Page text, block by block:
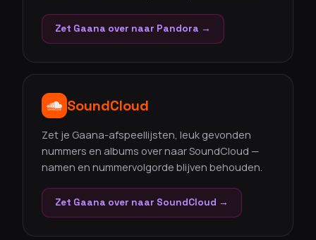
Zet Gaana over naar Pandora →
SoundCloud
Zet je Gaana-afspeellijsten, leuk gevonden
nummers en albums over naar SoundCloud —
namen en nummervolgorde blijven behouden.
Zet Gaana over naar SoundCloud →